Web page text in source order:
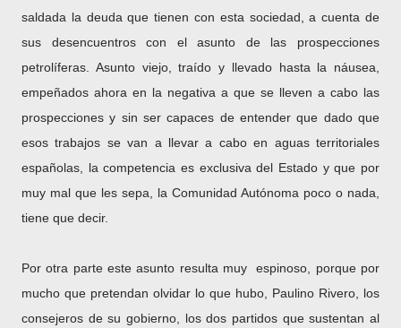
saldada la deuda que tienen con esta sociedad, a cuenta de
sus desencuentros con el asunto de las prospecciones
petrolíferas. Asunto viejo, traído y llevado hasta la náusea,
empeñados ahora en la negativa a que se lleven a cabo las
prospecciones y sin ser capaces de entender que dado que
esos trabajos se van a llevar a cabo en aguas territoriales
españolas, la competencia es exclusiva del Estado y que por
muy mal que les sepa, la Comunidad Autónoma poco o nada,
tiene que decir.
Por otra parte este asunto resulta muy espinoso, porque por
mucho que pretendan olvidar lo que hubo, Paulino Rivero, los
consejeros de su gobierno, los dos partidos que sustentan al